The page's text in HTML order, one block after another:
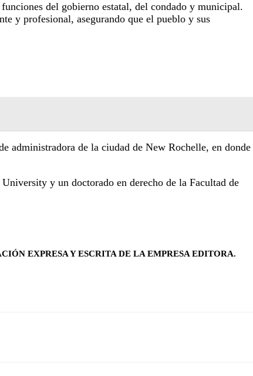
del gobierno estatal, del condado y municipal.
y profesional, asegurando que el pueblo y sus
administradora de la ciudad de New Rochelle, en donde
y un doctorado en derecho de la Facultad de
EXPRESA Y ESCRITA DE LA EMPRESA EDITORA.